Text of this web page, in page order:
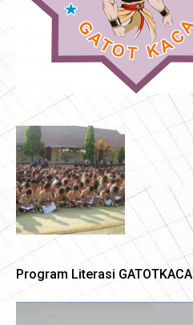
Program Literasi GATOTKACA